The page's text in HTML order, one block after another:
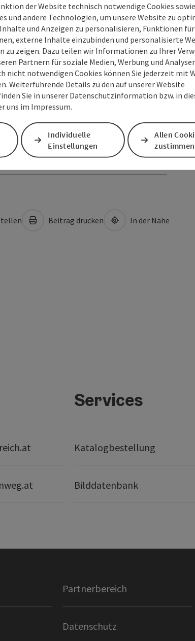
Beitrag drucken In der Nähe
Services
Katalogbestellung
Bilddatenbank
Partnerbereich
Datenschutz
der Website technisch notwendige Cookies
und andere Technologien, um unsere Website zu
und Anzeigen zu personalisieren, Funktionen
externe Inhalte einzubinden und personalisierte
zu zeigen. Dazu teilen wir Informationen zu Ihrer
Partnern für soziale Medien, Werbung und
nicht notwendigen Cookies können Sie jederzeit mit
Weiterführende Details zu den auf unserer Website
Sie in unserer Datenschutzinformation bzw. in
uns im Impressum.
Individuelle
Einstellungen
Allen
zustimmen